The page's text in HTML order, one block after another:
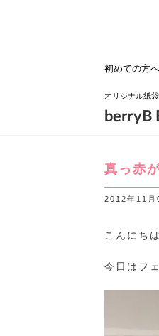
初めての方へ
オリジナル紙
berryB
真っ赤
2012年11月
こんにち
今日はフ